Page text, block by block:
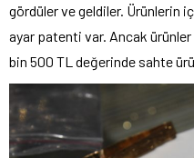
gördüler ve geldiler. Ürünlerin
ayar patenti var. Ancak ürünler
bin 500 TL değerinde sahte